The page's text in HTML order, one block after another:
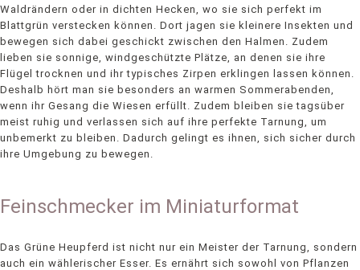
Waldrändern oder in dichten Hecken, wo sie sich perfekt im
Blattgrün verstecken können. Dort jagen sie kleinere Insekten und
bewegen sich dabei geschickt zwischen den Halmen. Zudem
lieben sie sonnige, windgeschützte Plätze, an denen sie ihre
Flügel trocknen und ihr typisches Zirpen erklingen lassen können.
Deshalb hört man sie besonders an warmen Sommerabenden,
wenn ihr Gesang die Wiesen erfüllt. Zudem bleiben sie tagsüber
meist ruhig und verlassen sich auf ihre perfekte Tarnung, um
unbemerkt zu bleiben. Dadurch gelingt es ihnen, sich sicher durch
ihre Umgebung zu bewegen.
Feinschmecker im Miniaturformat
Das Grüne Heupferd ist nicht nur ein Meister der Tarnung, sondern
auch ein wählerischer Esser. Es ernährt sich sowohl von Pflanzen